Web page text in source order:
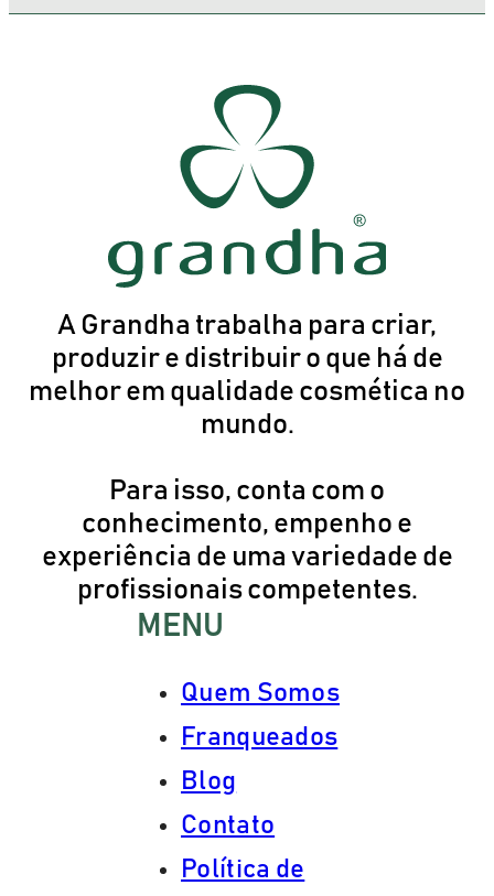
A Grandha trabalha para criar,
produzir e distribuir o que há de
melhor em qualidade cosmética no
mundo.
Para isso, conta com o
conhecimento, empenho e
experiência de uma variedade de
profissionais competentes.
MENU
Quem Somos
Franqueados
Blog
Contato
Política de